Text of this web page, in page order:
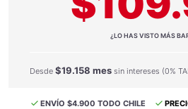
¿LO HAS VISTO MÁS
Desde $19.158 mes sin intereses (0%
ENVÍO $4.900 TODO CHILE